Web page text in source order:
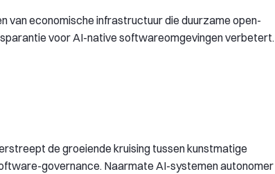
van economische infrastructuur die duurzame open-
voor AI-native softwareomgevingen verbetert.
de groeiende kruising tussen kunstmatige
governance. Naarmate AI-systemen autonomer